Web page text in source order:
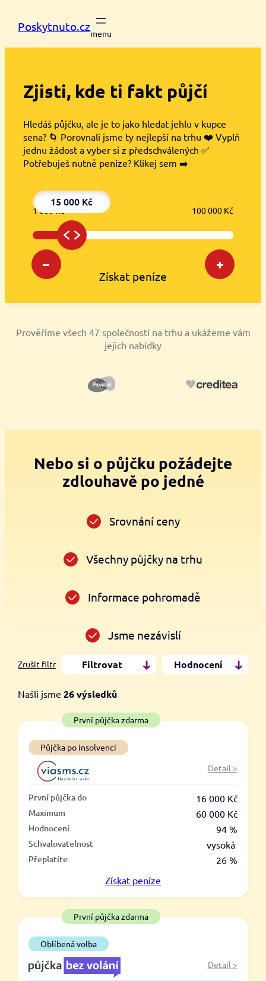
Poskytnuto.cz
Zjisti, kde ti fakt půjčí
Hledáš půjčku, ale je to jako hledat jehlu v kupce
sena? 🌀 Porovnali jsme ty nejlepší na trhu ❤️ Vyplň
jednu žádost a vyber si z předschválených ✅
Potřebuješ nutně peníze? Klikej sem ➡️
15 000 Kč
– +
1 000 Kč 100 000 Kč
Získat peníze
Prověříme všech 47 společností na trhu a ukážeme vám
jejich nabídky
Nebo si o půjčku požádejte
zdlouhavě po jedné
Srovnání ceny
Všechny půjčky na trhu
Informace pohromadě
Jsme nezávislí
Zrušit filtr Filtrovat Hodnocení
Od
Do
První půjčka zdarma
–
ano
Ve zkušebce
ano
ne
Našli jsme26výsledků
První půjčka zdarma
Půjčka po insolvenci
Detail >
První půjčka do 16 000 Kč
Maximum 60 000 Kč
Hodnocení 94 %
Schvalovatelnost vysoká
Přeplatíte
26 %
Získat peníze
První půjčka zdarma
Oblíbená volba
Detail >